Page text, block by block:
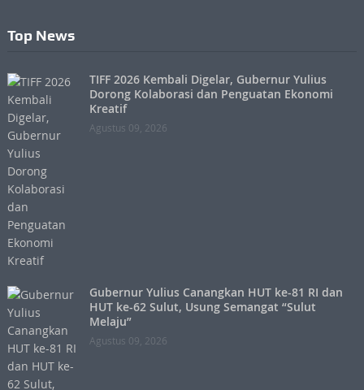
Top News
TIFF 2026 Kembali Digelar, Gubernur Yulius
Dorong Kolaborasi dan Penguatan Ekonomi
Kreatif
Agustus 09, 2026
Gubernur Yulius Canangkan HUT ke-81 RI dan
HUT ke-62 Sulut, Usung Semangat “Sulut
Melaju”
Agustus 09, 2026